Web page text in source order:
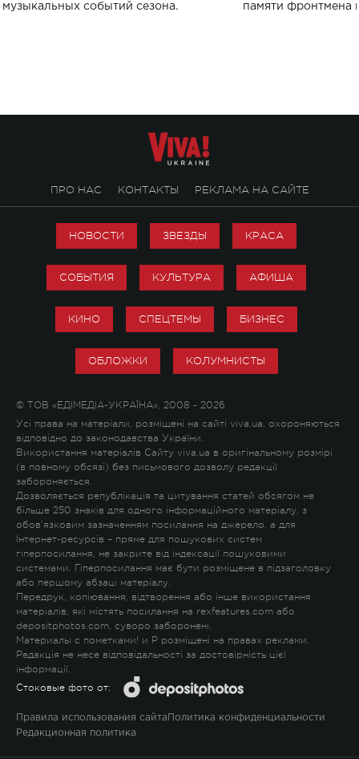
музыкальных событий сезона.
памяти фронтмена
ПРО НАС КОНТАКТЫ РЕКЛАМА НА САЙТЕ
НОВОСТИ ЗВЕЗДЫ КРАСА
СОБЫТИЯ КУЛЬТУРА АФИША
КИНО СПЕЦТЕМЫ БИЗНЕС
ОБЛОЖКИ КОЛУМНИСТЫ
© ТОВ «ЕДІМЕДІА-УКРАЇНА», 2008 - 2026
Усі права на матеріали, розміщені на сайті viva.ua, охороняються
відповідно до законодавства України.
Використання матеріалів Сайту viva.ua в оригінальному розмірі
(в повному обсязі) без письмового дозволу редакції
забороняється.
Дозволяється републікація та цитування статей обсягом не
більше 250 знаків для одного інформаційного матеріалу, з
обов'язковим зазначенням посилання на джерело, а для
Інтернет-ресурсів – пряме для пошукових систем
гіперпосилання, не закрите від індексації пошуковими
системами. Гіперпосилання має бути розміщене в підзаголовку
або першому абзаці матеріалу.
Передрук, копіювання, відтворення або інше використання
матеріалів, які містять посилання на rexfeatures.com або
depositphotos.com, суворо заборонені.
Материалы с пометками! и P розміщені на правах реклами.
Редакція не несе відповідальності за достовірність цієї
інформації.
Стоковые фото от:
Правила использования сайта Политика конфиденциальности
Редакционная политика